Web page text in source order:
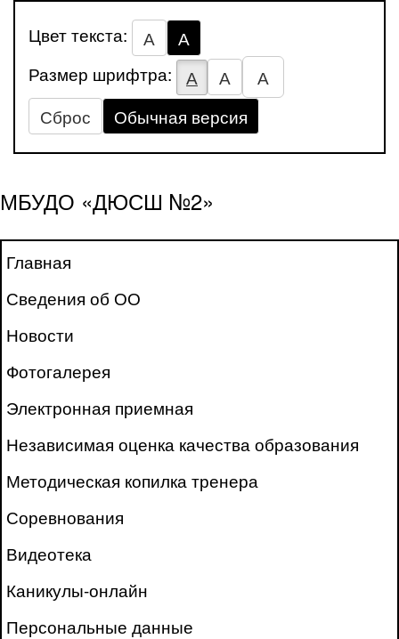
Цвет текста: А
А
Размер шрифтра:
А А
А
Сброс
Обычная версия
МБУДО «ДЮСШ №2»
Главная
Сведения об ОО
Новости
Фотогалерея
Электронная приемная
Независимая оценка качества образования
Методическая копилка тренера
Соревнования
Видеотека
Каникулы-онлайн
Персональные данные